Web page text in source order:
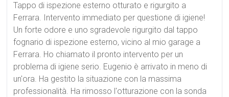
Tappo di ispezione esterno otturato e rigurgito a
Ferrara. Intervento immediato per questione di igiene!
Un forte odore e uno sgradevole rigurgito dal tappo
fognario di ispezione esterno, vicino al mio garage a
Ferrara. Ho chiamato il pronto intervento per un
problema di igiene serio. Eugenio è arrivato in meno di
un'ora. Ha gestito la situazione con la massima
professionalità. Ha rimosso l'otturazione con la sonda